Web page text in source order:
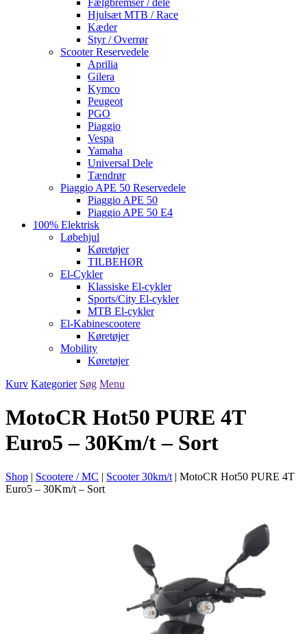
Hjulsæt MTB / Race
Kæder
Styr / Overrør
Scooter Reservedele
Aprilia
Gilera
Kymco
Peugeot
PGO
Piaggio
Vespa
Yamaha
Universal Dele
Tændrør
Piaggio APE 50 Reservedele
Piaggio APE 50
Piaggio APE 50 E4
100% Elektrisk
Løbehjul
Køretøjer
TILBEHØR
El-Cykler
Klassiske El-cykler
Sports/City El-cykler
MTB El-cykler
El-Kabinescootere
Køretøjer
Mobility
Køretøjer
Kurv Kategorier Søg Menu
MotoCR Hot50 PURE 4T
Euro5 – 30Km/t – Sort
Shop | Scootere / MC | Scooter 30km/t | MotoCR Hot50 PURE 4T
Euro5 – 30Km/t – Sort